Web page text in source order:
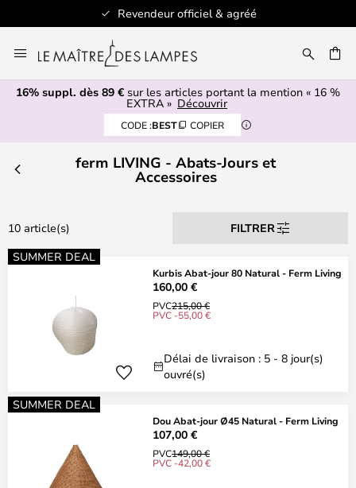
Revendeur officiel & agréé
au
contenu
16% suppl. dès 89 € sur les articles portant la mention « 16 %
EXTRA » Découvrir
CODE :BEST COPIER
ferm LIVING - Abats-Jours et
Accessoires
10 article(s)
FILTRER
SUMMER DEAL
Kurbis Abat-jour 80 Natural - Ferm Living
160,00 €
PVC215,00 €
PVC -55,00 €
Délai de livraison : 5 - 8 jour(s)
ouvré(s)
SUMMER DEAL
Dou Abat-jour Ø45 Natural - Ferm Living
107,00 €
PVC149,00 €
PVC -42,00 €